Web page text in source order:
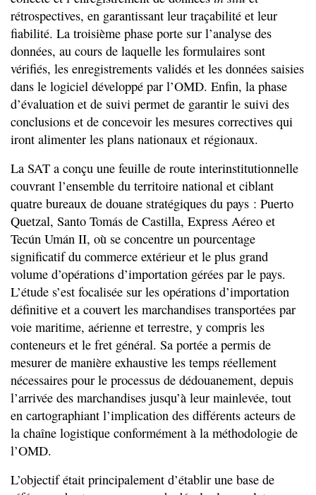
rétrospectives, en garantissant leur traçabilité et leur
fiabilité. La troisième phase porte sur l’analyse des
données, au cours de laquelle les formulaires sont
vérifiés, les enregistrements validés et les données saisies
dans le logiciel développé par l’OMD. Enfin, la phase
d’évaluation et de suivi permet de garantir le suivi des
conclusions et de concevoir les mesures correctives qui
iront alimenter les plans nationaux et régionaux.
La SAT a conçu une feuille de route interinstitutionnelle
couvrant l’ensemble du territoire national et ciblant
quatre bureaux de douane stratégiques du pays : Puerto
Quetzal, Santo Tomás de Castilla, Express Aéreo et
Tecún Umán II, où se concentre un pourcentage
significatif du commerce extérieur et le plus grand
volume d’opérations d’importation gérées par le pays.
L’étude s’est focalisée sur les opérations d’importation
définitive et a couvert les marchandises transportées par
voie maritime, aérienne et terrestre, y compris les
conteneurs et le fret général. Sa portée a permis de
mesurer de manière exhaustive les temps réellement
nécessaires pour le processus de dédouanement, depuis
l’arrivée des marchandises jusqu’à leur mainlevée, tout
en cartographiant l’implication des différents acteurs de
la chaîne logistique conformément à la méthodologie de
l’OMD.
L’objectif était principalement d’établir une base de